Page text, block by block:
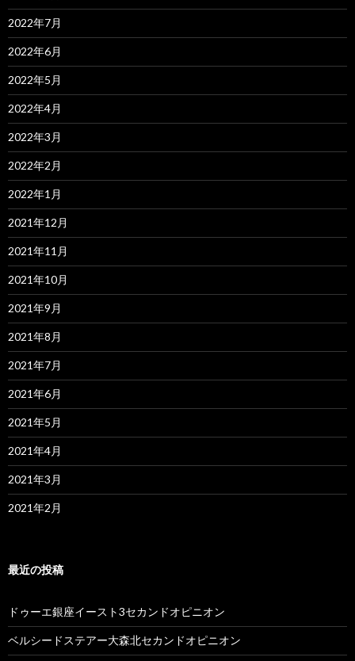
2022年7月
2022年6月
2022年5月
2022年4月
2022年3月
2022年2月
2022年1月
2021年12月
2021年11月
2021年10月
2021年9月
2021年8月
2021年7月
2021年6月
2021年5月
2021年4月
2021年3月
2021年2月
最近の投稿
ドゥーエ銀座イースト3セカンドオピニオン
ベルシードステアー大森北セカンドオピニオン